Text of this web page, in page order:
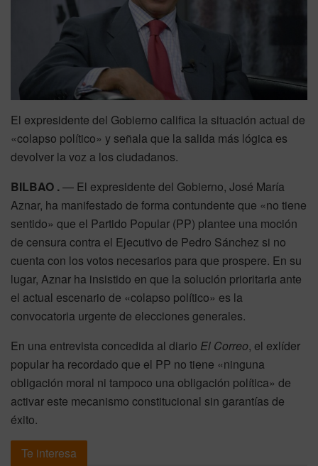
El expresidente del Gobierno califica la situación actual de
«colapso político» y señala que la salida más lógica es
devolver la voz a los ciudadanos.
BILBAO .— El expresidente del Gobierno, José María
Aznar, ha manifestado de forma contundente que «no tiene
sentido» que el Partido Popular (PP) plantee una moción
de censura contra el Ejecutivo de Pedro Sánchez si no
cuenta con los votos necesarios para que prospere. En su
lugar, Aznar ha insistido en que la solución prioritaria ante
el actual escenario de «colapso político» es la
convocatoria urgente de elecciones generales.
En una entrevista concedida al diario El Correo, el exlíder
popular ha recordado que el PP no tiene «ninguna
obligación moral ni tampoco una obligación política» de
activar este mecanismo constitucional sin garantías de
éxito.
Te interesa